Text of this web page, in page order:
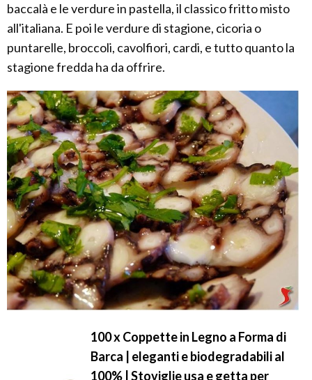
baccalà e le verdure in pastella, il classico fritto misto
all'italiana. E poi le verdure di stagione, cicoria o
puntarelle, broccoli, cavolfiori, cardi, e tutto quanto la
stagione fredda ha da offrire.
100 x Coppette in Legno a Forma di
Barca | eleganti e biodegradabili al
100% | Stoviglie usa e getta per